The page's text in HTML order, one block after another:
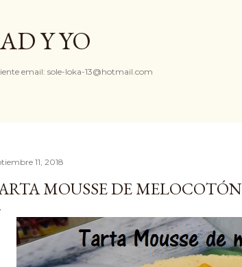
Y YO
email: sole-loka-13@hotmail.com
11, 2018
MOUSSE DE MELOCOTÓN